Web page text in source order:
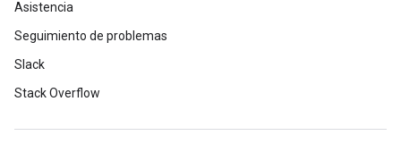
Asistencia
Seguimiento de problemas
Slack
Stack Overflow